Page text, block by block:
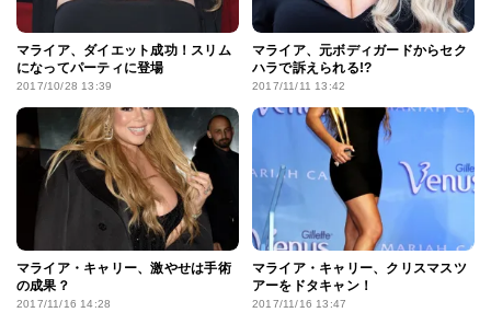
マライア、ダイエット成功！スリム
になってパーティに登場
2017/10/28 13:39
マライア、元ボディガードからセク
ハラで訴えられる!?
2017/11/11 13:42
マライア・キャリー、激やせは手術
の成果？
2017/11/16 14:28
マライア・キャリー、クリスマスツ
アーをドタキャン！
2017/11/16 13:47